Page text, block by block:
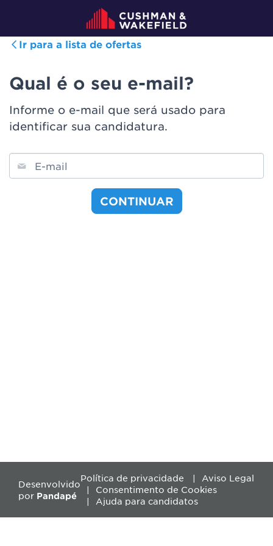
Ir para a lista de ofertas
Qual é o seu e-mail?
Informe o e-mail que será usado para
identificar sua candidatura.
E-mail
CONTINUAR
Desenvolvido
por Pandapé
Política de privacidade
Aviso Legal
Consentimento de Cookies
Ajuda para candidatos